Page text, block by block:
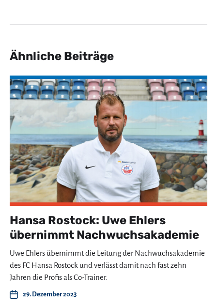
Ähnliche Beiträge
Hansa Rostock: Uwe Ehlers
übernimmt Nachwuchsakademie
Uwe Ehlers übernimmt die Leitung der Nachwuchsakademie
des FC Hansa Rostock und verlässt damit nach fast zehn
Jahren die Profis als Co-Trainer.
29. Dezember 2023